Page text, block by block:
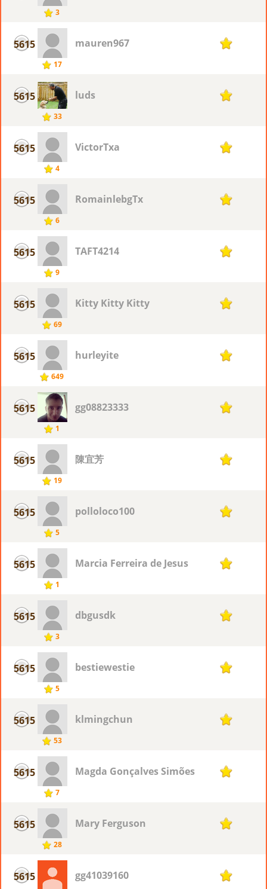
3
5615
17
mauren967 1
5615
33
luds 1
5615
4
VictorTxa 1
5615
6
RomainlebgTx 1
5615
9
TAFT4214 1
5615
69
Kitty Kitty Kitty 1
5615
649
hurleyite 1
5615
1
gg08823333 1
5615
19
陳宜芳 1
5615
5
polloloco100 1
5615
1
Marcia Ferreira de Jesus 1
5615
3
dbgusdk 1
5615
5
bestiewestie 1
5615
53
klmingchun 1
5615
7
Magda Gonçalves Simões 1
5615
28
Mary Ferguson 1
5615 gg41039160 1